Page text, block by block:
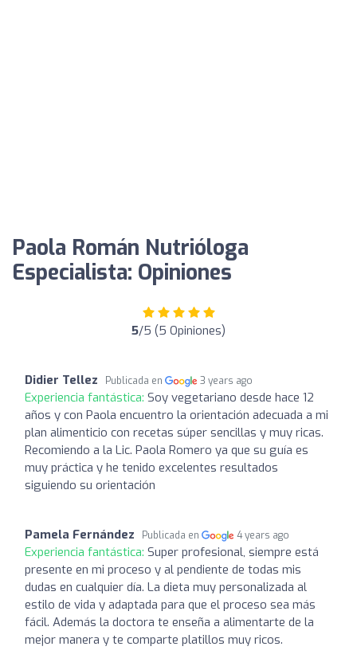
Paola Román Nutrióloga
Especialista: Opiniones
5/5 (5 Opiniones)
Didier Tellez Publicada en 3 years ago
Experiencia fantástica: Soy vegetariano desde hace 12
años y con Paola encuentro la orientación adecuada a mi
plan alimenticio con recetas súper sencillas y muy ricas.
Recomiendo a la Lic. Paola Romero ya que su guía es
muy práctica y he tenido excelentes resultados
siguiendo su orientación
Pamela Fernández Publicada en 4 years ago
Experiencia fantástica: Super profesional, siempre está
presente en mi proceso y al pendiente de todas mis
dudas en cualquier día. La dieta muy personalizada al
estilo de vida y adaptada para que el proceso sea más
fácil. Además la doctora te enseña a alimentarte de la
mejor manera y te comparte platillos muy ricos.